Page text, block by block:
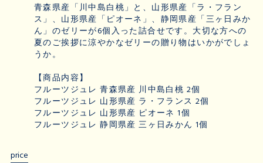
青森県産「川中島白桃」と、山形県産「ラ・フラン
ス」、山形県産「ピオーネ」、静岡県産「三ヶ日みか
ん」のゼリーが6個入った詰合せです。大切な方への
夏のご挨拶に涼やかなゼリーの贈り物はいかがでしょ
うか。
【商品内容】
フルーツジュレ 青森県産 川中島白桃 2個
フルーツジュレ 山形県産 ラ・フランス 2個
フルーツジュレ 山形県産 ピオーネ 1個
フルーツジュレ 静岡県産 三ヶ日みかん 1個
price